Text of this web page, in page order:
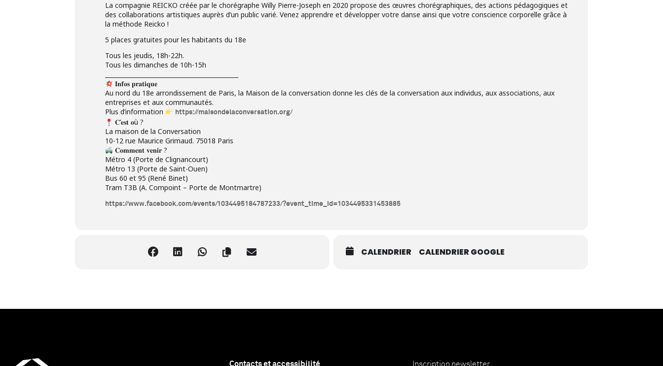
La compagnie REICKO créée par le chorégraphe Willy Pierre-Joseph en 2020 propose des œuvres chorégraphiques, des actions pédagogiques et
des collaborations artistiques auprès d’un public varié. Venez apprendre et développer votre danse ainsi que votre conscience corporelle grâce à
la méthode Reicko !
5 places gratuites pour les habitants du 18e
Tous les jeudis, 18h-22h.
Tous les dimanches de 10h-15h
𝐈𝐧𝐟𝐨𝐬 𝐩𝐫𝐚𝐭𝐢𝐪𝐮𝐞
Au nord du 18e arrondissement de Paris, la Maison de la conversation donne les clés de la conversation aux individus, aux associations, aux
entreprises et aux communautés.
Plus d’information
https://maisondelaconversation.org/
𝐂’𝐞𝐬𝐭 𝐨ù ?
La maison de la Conversation
10-12 rue Maurice Grimaud. 75018 Paris
𝐂𝐨𝐦𝐦𝐞𝐧𝐭 𝐯𝐞𝐧𝐢𝐫 ?
Métro 4 (Porte de Clignancourt)
Métro 13 (Porte de Saint-Ouen)
Bus 60 et 95 (René Binet)
Tram T3B (A. Compoint – Porte de Montmartre)
https://www.facebook.com/events/1034495184787233/?event_time_id=1034495331453885
CALENDRIER CALENDRIER GOOGLE
Contacts et accessibilité Inscription newsletter